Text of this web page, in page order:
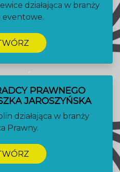
działająca w branży
eventowe.
PRAWNEGO
JAROSZYŃSKA
działająca w branży
Prawny.